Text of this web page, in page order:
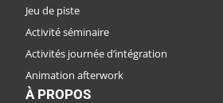
Jeu de piste
Activité séminaire
Activités journée d’intégration
Animation afterwork
À PROPOS